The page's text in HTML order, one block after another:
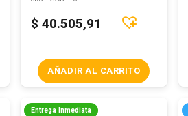
$ 40.505,91
AÑADIR AL CARRITO
Entrega Inmediata